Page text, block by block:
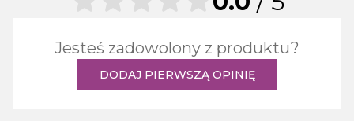
Jesteś zadowolony z produktu?
DODAJ PIERWSZĄ OPINIĘ